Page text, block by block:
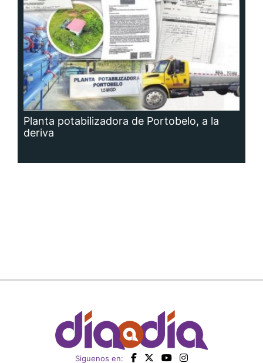
Planta potabilizadora de Portobelo, a la
deriva
Siguenos en: